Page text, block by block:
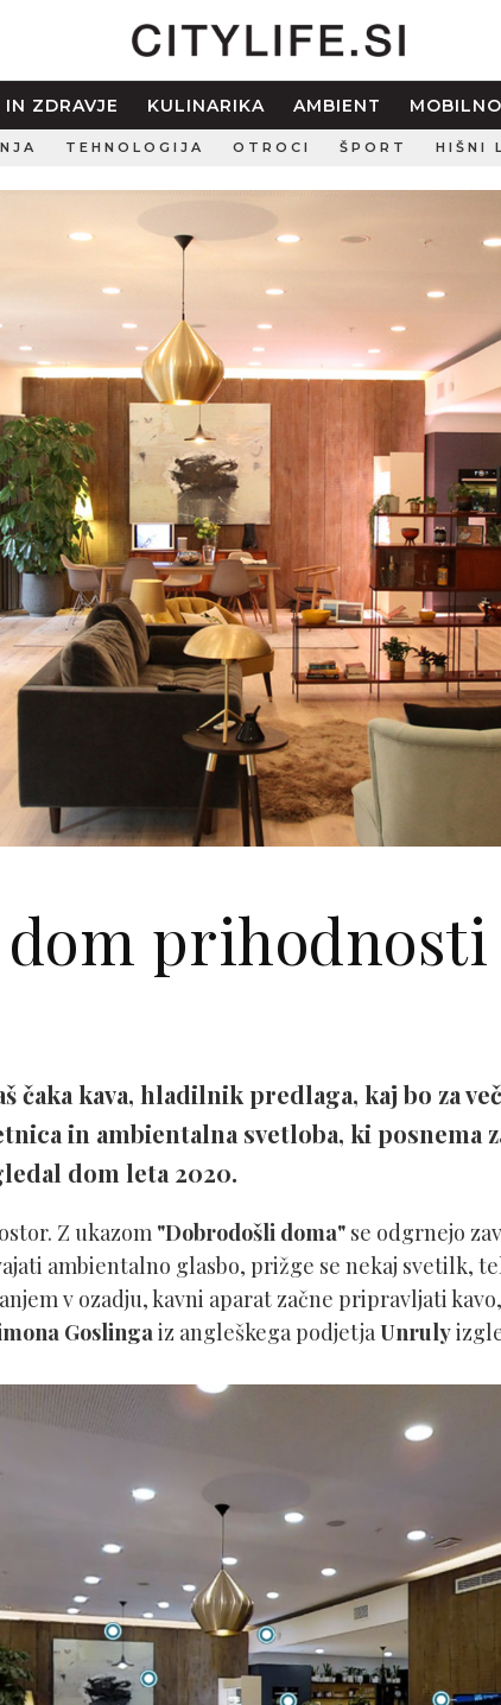
ZDRAVJE KULINARIKA AMBIENT
TEHNOLOGIJA OTROCI ŠPORT HIŠNI
prihodnosti
čaka kava, hladilnik predlaga, kaj bo za
in ambientalna svetloba, ki posnema
dom leta 2020.
Z ukazom "Dobrodošli doma" se odgrnejo
ambientalno glasbo, prižge se nekaj svetilk,
v ozadju, kavni aparat začne pripravljati
Goslingaiz angleškega podjetjaUnruly